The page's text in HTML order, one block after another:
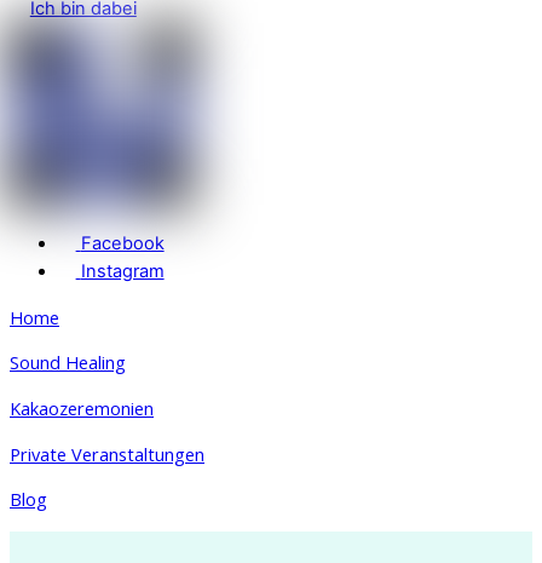
Ich bin dabei
Facebook
Instagram
Home
Sound Healing
Kakaozeremonien
Private Veranstaltungen
Blog